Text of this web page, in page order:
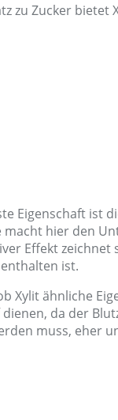
zu Zucker bietet
Eigenschaft ist
hier den
Effekt zeichnet
ist.
Xylit ähnliche
da der
muss, eher